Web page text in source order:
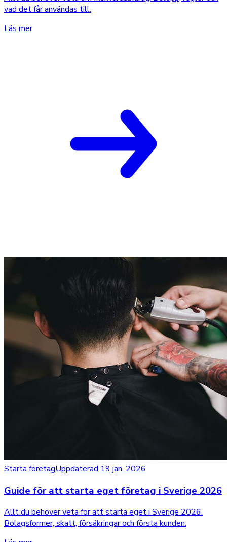
vad det får användas till.
Läs mer
Starta företagUppdaterad 19 jan. 2026
Guide för att starta eget företag i Sverige 2026
Allt du behöver veta för att starta eget i Sverige 2026.
Bolagsformer, skatt, försäkringar och första kunden.